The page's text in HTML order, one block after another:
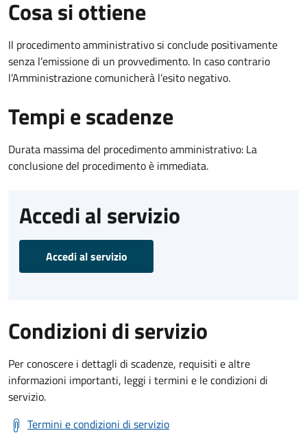
Cosa si ottiene
Il procedimento amministrativo si conclude positivamente
senza l’emissione di un provvedimento. In caso contrario
l’Amministrazione comunicherà l’esito negativo.
Tempi e scadenze
Durata massima del procedimento amministrativo: La
conclusione del procedimento è immediata.
Accedi al servizio
Accedi al servizio
Condizioni di servizio
Per conoscere i dettagli di scadenze, requisiti e altre
informazioni importanti, leggi i termini e le condizioni di
servizio.
Termini e condizioni di servizio